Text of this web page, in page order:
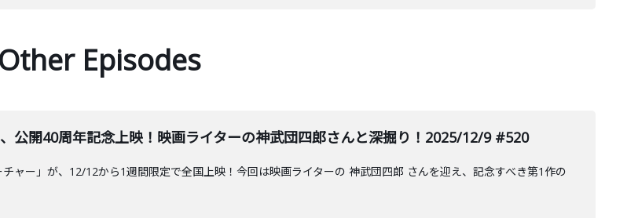
Other Episodes
公開40周年記念上映！映画ライターの神武団四郎さんと深掘り！2025/12/9 #520
ャー」が、12/12から1週間限定で全国上映！今回は映画ライターの 神武団四郎 さんを迎え、記念すべき第1作の